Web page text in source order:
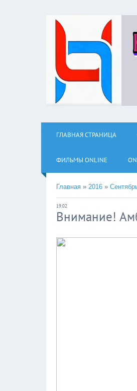
ГЛАВНАЯ СТРАНИЦА
ФИЛЬМЫ ОNLINE
Главная » 2016 »
19:02
Внимание!